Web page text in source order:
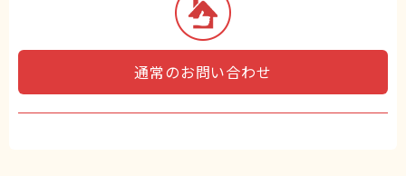
通常のお問い合わせ